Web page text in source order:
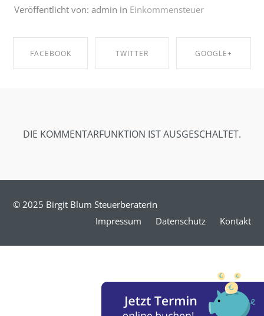
Veröffentlicht von: admin in Einkommensteuer
FACEBOOK TWITTER GOOGLE+
DIE KOMMENTARFUNKTION IST AUSGESCHALTET.
© 2025 Birgit Blum Steuerberaterin
Impressum
Datenschutz Kontakt